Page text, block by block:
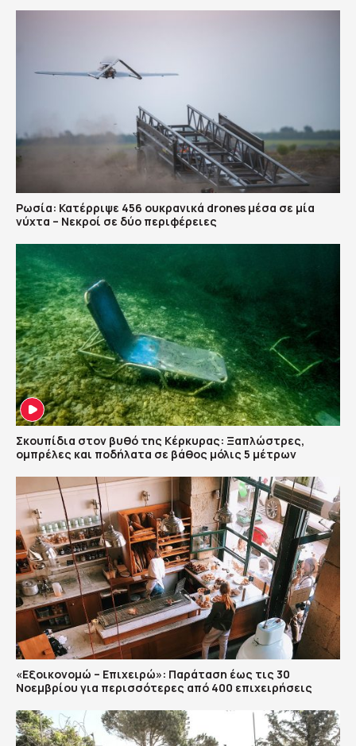
Ρωσία: Κατέρριψε 456 ουκρανικά drones μέσα σε μία
νύχτα – Νεκροί σε δύο περιφέρειες
Σκουπίδια στον βυθό της Κέρκυρας: Ξαπλώστρες,
ομπρέλες και ποδήλατα σε βάθος μόλις 5 μέτρων
«Εξοικονομώ – Επιχειρώ»: Παράταση έως τις 30
Νοεμβρίου για περισσότερες από 400 επιχειρήσεις